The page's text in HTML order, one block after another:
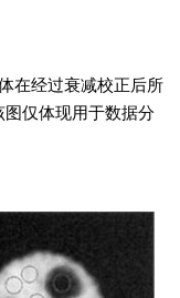
在经过衰减校正后所
仅体现用于数据分